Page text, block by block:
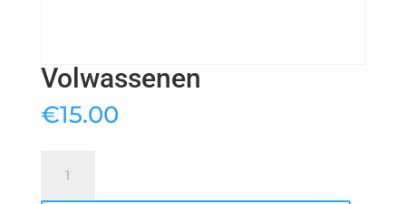
Volwassenen
€15.00
aantal